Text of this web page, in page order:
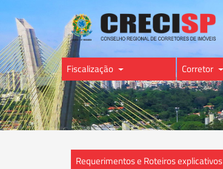
Fiscalização Corretor
Requerimentos e Roteiros explicativos